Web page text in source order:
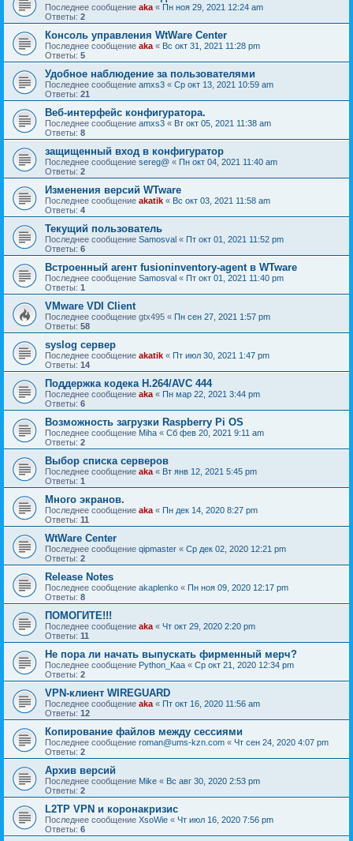
Последнее сообщение aka « Пн ноя 29, 2021 12:24 am
Ответы: 2
Консоль управления WtWare Center
Последнее сообщение aka « Вс окт 31, 2021 11:28 pm
Ответы: 5
Удобное наблюдение за пользователями
Последнее сообщение amxs3 « Ср окт 13, 2021 10:59 am
Ответы: 21
Веб-интерфейс конфигуратора.
Последнее сообщение amxs3 « Вт окт 05, 2021 11:38 am
Ответы: 8
защищенный вход в конфигуратор
Последнее сообщение sereg@ « Пн окт 04, 2021 11:40 am
Ответы: 2
Изменения версий WTware
Последнее сообщение akatik « Вс окт 03, 2021 11:58 am
Ответы: 4
Текущий пользователь
Последнее сообщение Samosval « Пт окт 01, 2021 11:52 pm
Ответы: 6
Встроенный агент fusioninventory-agent в WTware
Последнее сообщение Samosval « Пт окт 01, 2021 11:40 pm
Ответы: 1
VMware VDI Client
Последнее сообщение gtx495 « Пн сен 27, 2021 1:57 pm
Ответы: 58
syslog сервер
Последнее сообщение akatik « Пт июл 30, 2021 1:47 pm
Ответы: 14
Поддержка кодека H.264/AVC 444
Последнее сообщение aka « Пн мар 22, 2021 3:44 pm
Ответы: 6
Возможность загрузки Raspberry Pi OS
Последнее сообщение Miha « Сб фев 20, 2021 9:11 am
Ответы: 2
Выбор списка серверов
Последнее сообщение aka « Вт янв 12, 2021 5:45 pm
Ответы: 1
Много экранов.
Последнее сообщение aka « Пн дек 14, 2020 8:27 pm
Ответы: 11
WtWare Center
Последнее сообщение qipmaster « Ср дек 02, 2020 12:21 pm
Ответы: 2
Release Notes
Последнее сообщение akaplenko « Пн ноя 09, 2020 12:17 pm
Ответы: 8
ПОМОГИТЕ!!!
Последнее сообщение aka « Чт окт 29, 2020 2:20 pm
Ответы: 11
Не пора ли начать выпускать фирменный мерч?
Последнее сообщение Python_Kaa « Ср окт 21, 2020 12:34 pm
Ответы: 2
VPN-клиент WIREGUARD
Последнее сообщение aka « Пт окт 16, 2020 11:56 am
Ответы: 12
Копирование файлов между сессиями
Последнее сообщение roman@ums-kzn.com « Чт сен 24, 2020 4:07 pm
Ответы: 2
Архив версий
Последнее сообщение Mike « Вс авг 30, 2020 2:53 pm
Ответы: 2
L2TP VPN и коронакризис
Последнее сообщение XsoWie « Чт июл 16, 2020 7:56 pm
Ответы: 6